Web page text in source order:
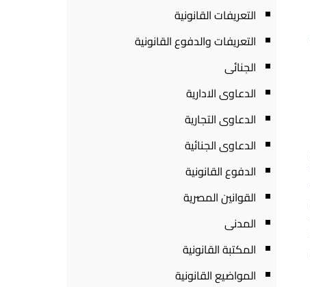
التعريفات القانونية
التعريفات والدفوع القانونية
الجنائى
الدعاوى الادارية
الدعاوى التجارية
الدعاوى الجنائية
الدفوع القانونية
القوانين المصرية
المدنى
المكتبة القانونية
المواضيع القانونية